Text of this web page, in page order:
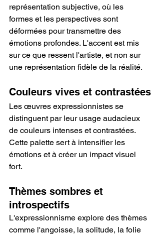
représentation subjective, où les
formes et les perspectives sont
déformées pour transmettre des
émotions profondes. L'accent est mis
sur ce que ressent l'artiste, et non sur
une représentation fidèle de la réalité.
Couleurs vives et contrastées
Les œuvres expressionnistes se
distinguent par leur usage audacieux
de couleurs intenses et contrastées.
Cette palette sert à intensifier les
émotions et à créer un impact visuel
fort.
Thèmes sombres et
introspectifs
L'expressionnisme explore des thèmes
comme l'angoisse, la solitude, la folie